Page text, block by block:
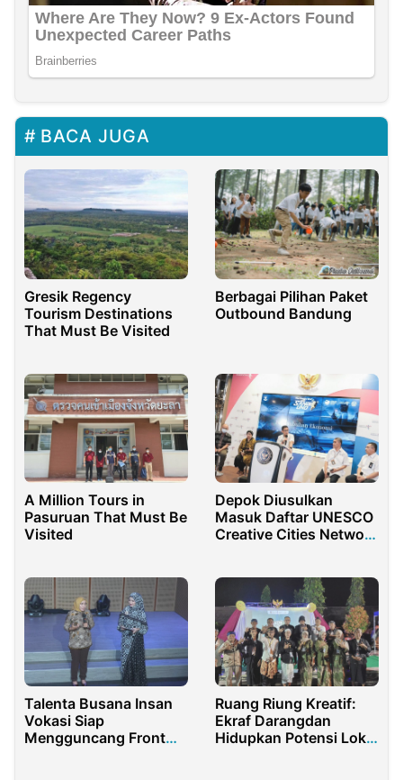
BACA JUGA
Gresik Regency
Tourism Destinations
That Must Be Visited
Berbagai Pilihan Paket
Outbound Bandung
A Million Tours in
Pasuruan That Must Be
Visited
Depok Diusulkan
Masuk Daftar UNESCO
Creative Cities Network
Talenta Busana Insan
Vokasi Siap
Mengguncang Front
Ruang Riung Kreatif:
Ekraf Darangdan
Hidupkan Potensi Lokal